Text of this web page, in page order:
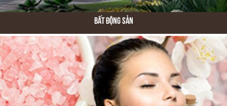
Bất Động Sản